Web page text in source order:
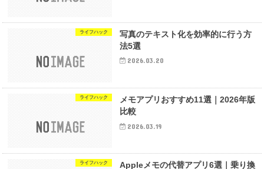
ライフハック
写真のテキスト化を効率的に行う方
法5選
2026.03.20
ライフハック
メモアプリおすすめ11選｜2026年版
比較
2026.03.19
ライフハック
Appleメモの代替アプリ6選｜乗り換